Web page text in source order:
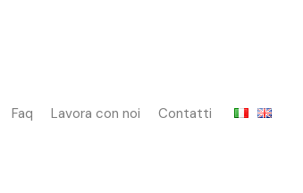
Faq Lavora con noi Contatti